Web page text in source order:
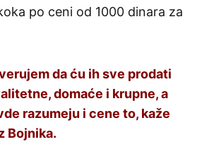
po ceni od 1000 dinara za
da ću ih sve prodati
domaće i krupne, a
razumeju i cene to, kaže
Bojnika.